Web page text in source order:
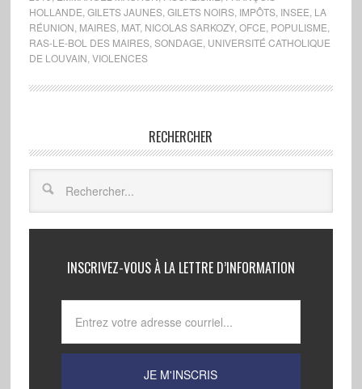
HOLLANDE GILETS JAUNES, GILETS NOIRS, IMPÔTS, INSEE LA
RÉUNION MAIRES, MAT, NICOLAS SARKOZY, OFCE POPULISME
RAS-LE-BOL DES MAIRES, SONDAGE UNIVERSITÉ CATHOLIQUE
DE LOUVAIN VIOLENCES
RECHERCHER
INSCRIVEZ-VOUS À LA LETTRE D’INFORMATION